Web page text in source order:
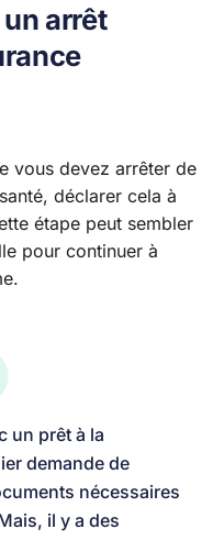
arrêt
vous devez arrêter de
déclarer cela à
étape peut sembler
pour continuer à
un prêt à la
demande de
nécessaires
il y a des